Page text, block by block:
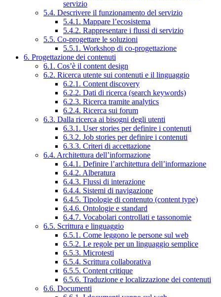
servizio
5.4. Descrivere il funzionamento del servizio
5.4.1. Mappare l’ecosistema
5.4.2. Rappresentare i flussi di servizio
5.5. Co-progettare le soluzioni
5.5.1. Workshop di co-progettazione
6. Progettazione dei contenuti
6.1. Cos’è il content design
6.2. Ricerca utente sui contenuti e il linguaggio
6.2.1. Content discovery
6.2.2. Dati di ricerca (search keywords)
6.2.3. Ricerca tramite analytics
6.2.4. Ricerca sui forum
6.3. Dalla ricerca ai bisogni degli utenti
6.3.1. User stories per definire i contenuti
6.3.2. Job stories per definire i contenuti
6.3.3. Criteri di accettazione
6.4. Architettura dell’informazione
6.4.1. Definire l’architettura dell’informazione
6.4.2. Alberatura
6.4.3. Flussi di interazione
6.4.4. Sistemi di navigazione
6.4.5. Tipologie di contenuto (content type)
6.4.6. Ontologie e standard
6.4.7. Vocabolari controllati e tassonomie
6.5. Scrittura e linguaggio
6.5.1. Come leggono le persone sul web
6.5.2. Le regole per un linguaggio semplice
6.5.3. Microtesti
6.5.4. Scrittura collaborativa
6.5.5. Content critique
6.5.6. Traduzione e localizzazione dei contenuti
6.6. Documenti